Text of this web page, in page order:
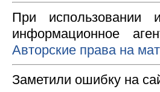
При использовании
информационное
Авторские права на
Заметили ошибку на